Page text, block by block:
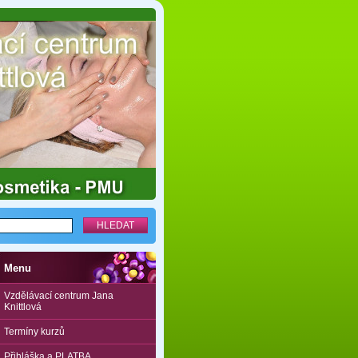
Menu
Vzdělávací centrum Jana
Knittlová
Termíny kurzů